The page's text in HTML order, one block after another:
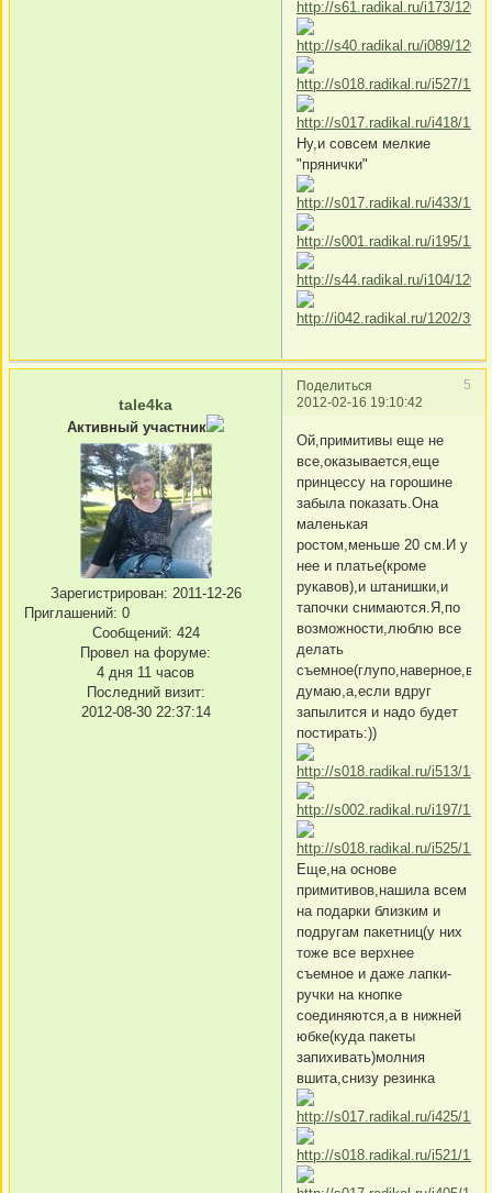
Ну,и совсем мелкие
"прянички"
Поделиться
5
2012-02-16 19:10:42
tale4ka
Активный участник
Зарегистрирован: 2011-12-26
Приглашений: 0
Сообщений: 424
Провел на форуме:
4 дня 11 часов
Последний визит:
2012-08-30 22:37:14
Ой,примитивы еще не
все,оказывается,еще
принцессу на горошине
забыла показать.Она
маленькая
ростом,меньше 20 см.И у
нее и платье(кроме
рукавов),и штанишки,и
тапочки снимаются.Я,по
возможности,люблю все
делать
съемное(глупо,наверное,все
думаю,а,если вдруг
запылится и надо будет
постирать:))
Еще,на основе
примитивов,нашила всем
на подарки близким и
подругам пакетниц(у них
тоже все верхнее
съемное и даже лапки-
ручки на кнопке
соединяются,а в нижней
юбке(куда пакеты
запихивать)молния
вшита,снизу резинка